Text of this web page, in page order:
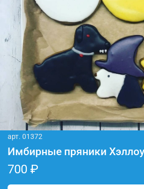
арт. 01372
Имбирные пряники
700 ₽